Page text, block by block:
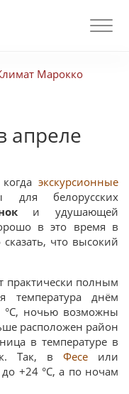
Марокко
апреле
экскурсионные
белорусских
и удушающей
в это время в
что высокий
практически полным
температура днём
°С, ночью возможны
расположен район
в температуре в
Так, в Фесе или
+24 °С, а по ночам